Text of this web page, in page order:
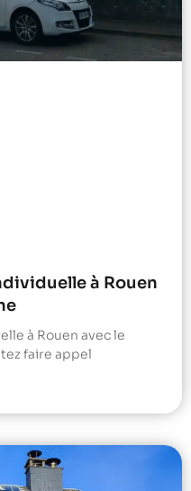
à Rouen
à Rouen avec le
faire appel